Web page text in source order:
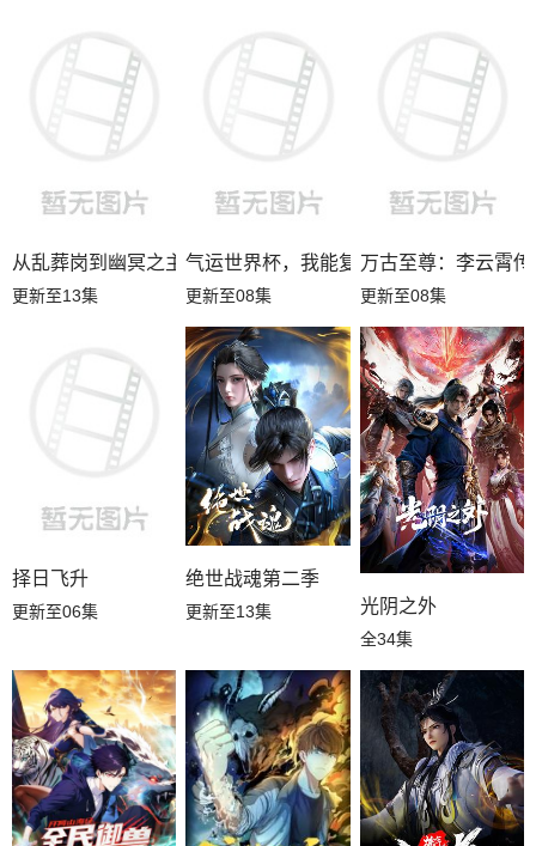
从乱葬岗到幽冥之主
更新至13集
气运世界杯，我能复制所有球星技能
更新至08集
万古至尊：李云霄传
更新至08集
择日飞升
更新至06集
绝世战魂第二季
更新至13集 光阴之外
全34集